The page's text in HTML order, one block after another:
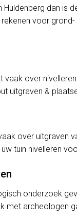
Huldenberg dan is
voor
vaak over
uitgraven &
over uitgraven
tuin nivelleren
onderzoek
met archeologen